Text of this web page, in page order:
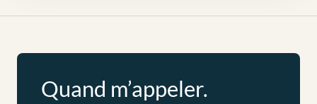
Quand m’appeler.